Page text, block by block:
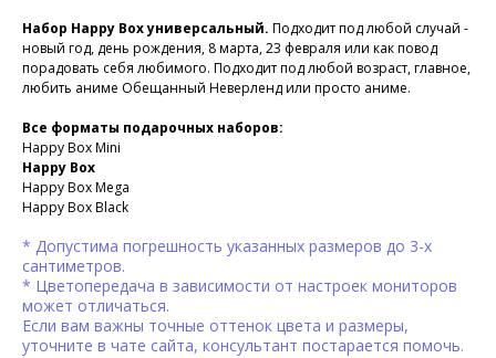
Набор Happy Box универсальный. Подходит под любой случай -
новый год, день рождения, 8 марта, 23 февраля или как повод
порадовать себя любимого. Подходит под любой возраст, главное,
любить аниме Обещанный Неверленд или просто аниме.
Все форматы подарочных наборов:
Happy Box Mini
Happy Box
Happy Box Mega
Happy Box Black
* Допустима погрешность указанных размеров до 3-х
сантиметров.
* Цветопередача в зависимости от настроек мониторов
может отличаться.
Если вам важны точные оттенок цвета и размеры,
уточните в чате сайта, консультант постарается помочь.